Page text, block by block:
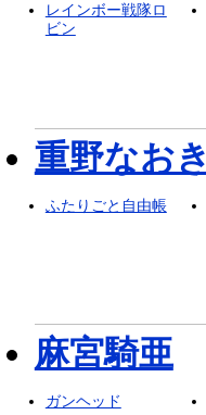
レインボー戦隊ロ
ビン
重野なおき
ふたりごと自由帳
麻宮騎亜
ガンヘッド